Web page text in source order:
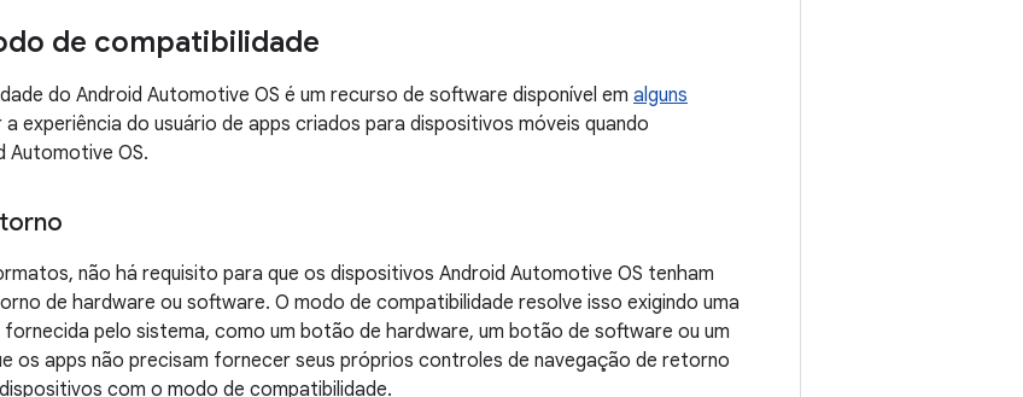
de compatibilidade
do Android Automotive OS é um recurso de software disponível em alguns
experiência do usuário de apps criados para dispositivos móveis quando
Automotive OS.
não há requisito para que os dispositivos Android Automotive OS tenham
de hardware ou software. O modo de compatibilidade resolve isso exigindo uma
pelo sistema, como um botão de hardware, um botão de software ou um
os apps não precisam fornecer seus próprios controles de navegação de retorno
com o modo de compatibilidade.